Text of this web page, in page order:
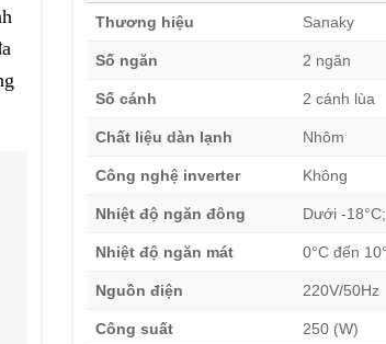
Thương hiệu Sanaky
Số ngăn 2 ngăn
Số cánh 2 cánh lùa
Chất liệu dàn lạnh Nhôm
Công nghệ inverter Không
Nhiệt độ ngăn đông Dưới -
Nhiệt độ ngăn mát 0°C đến
Nguồn điện 220V/50Hz
Công suất 250 (W)